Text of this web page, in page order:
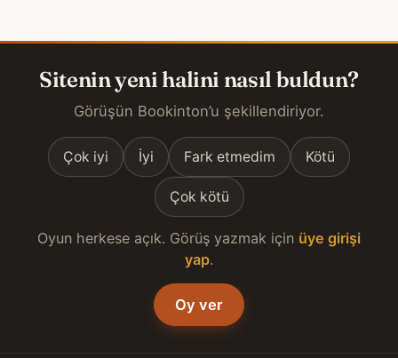
Sitenin yeni halini nasıl buldun?
Görüşün Bookinton’u şekillendiriyor.
Çok iyi İyi Fark etmedim Kötü
Çok kötü
Oyun herkese açık. Görüş yazmak için üye girişi
yap.
Oy ver